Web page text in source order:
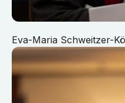
Eva-Maria Schweitzer-